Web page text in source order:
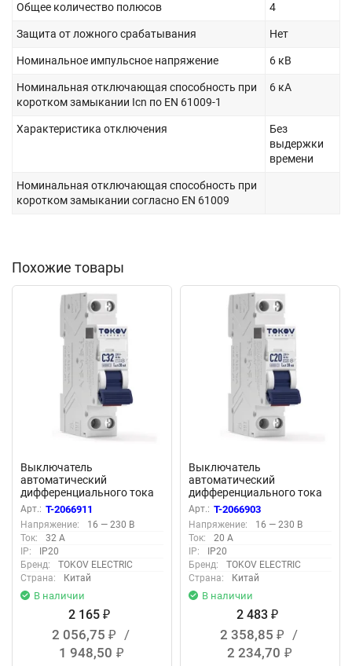
Общее количество полюсов 4
Защита от ложного срабатывания Нет
Номинальное импульсное напряжение 6 кВ
Номинальная отключающая способность при
коротком замыкании Icn по EN 61009-1
6 кА
Характеристика отключения
Без
выдержки
времени
Номинальная отключающая способность при
коротком замыкании согласно EN 61009
Похожие товары
Выключатель
автоматический
дифференциального тока
2п (1P+N) C 32А 30мА тип
AС 6кА PRIZMA 18мм
TOKOV ELECTRIC TKE-PZ60-
RCBO-1-32-30-AС
Арт.: T-2066911
Напряжение:
16 — 230 В
Ток:
32 А
IP:
IP20
Бренд:
TOKOV ELECTRIC
Страна:
Китай
В наличии
2 165 ₽
2 056,75 ₽
/
1 948,50 ₽
Выключатель
автоматический
дифференциального тока
2п (1P+N) C 20А 30мА тип A
6кА PRIZMA 18мм TOKOV
ELECTRIC TKE-PZ60-RCBO-
1-20-30-A
Арт.: T-2066903
Напряжение:
16 — 230 В
Ток:
20 А
IP:
IP20
Бренд:
TOKOV ELECTRIC
Страна:
Китай
В наличии
2 483 ₽
2 358,85 ₽
/
2 234,70 ₽